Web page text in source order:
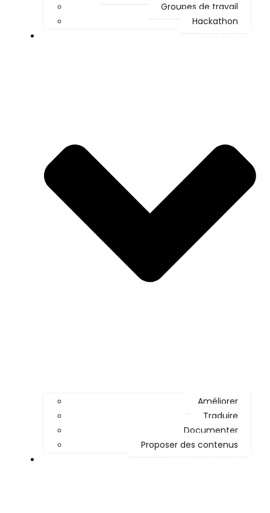
Groupes de travail
Hackathon
PARTICIPER
Améliorer
Traduire
Documenter
Proposer des contenus
DÉCOUVRIR KOHA